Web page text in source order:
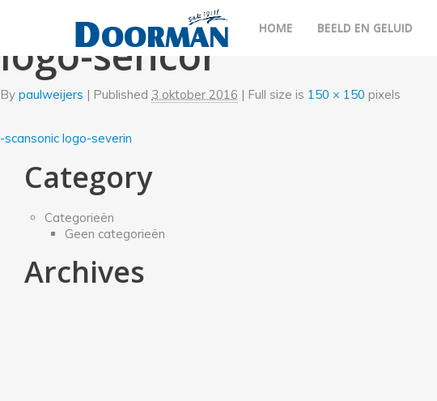
HOME BEELD EN GELUID
logo-sencor
By paulweijers | Published 3 oktober 2016 | Full size is 150 × 150 pixels
scansonic logo-severin
Category
Categorieën
Geen categorieën
Archives